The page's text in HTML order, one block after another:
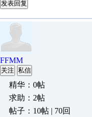
发表回复
FFMM
关注 私信
精华：0帖
求助：2帖
帖子：10帖 | 70回